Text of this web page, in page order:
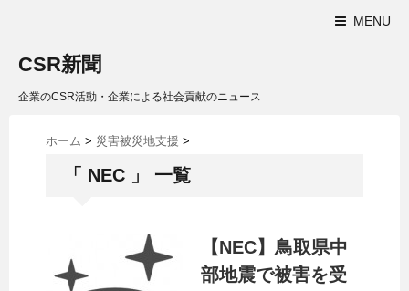
MENU
CSR新聞
企業のCSR活動・企業による社会貢献のニュース
ホーム > 災害被災地支援 >
「 NEC 」 一覧
【NEC】鳥取県中
部地震で被害を受